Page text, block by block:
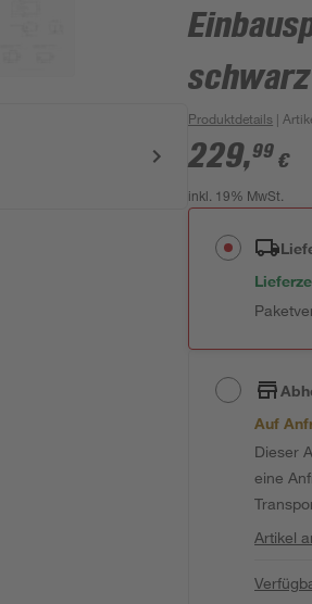
Produktdetails |
229,99 €
inkl. 19% MwSt.
Auf
Dieser
eine
Artikel